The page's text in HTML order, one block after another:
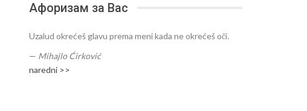
Афоризам за Вас
Uzalud okrećeš glavu prema meni kada ne okrećeš oči.
— Mihajlo Ćirković
naredni >>